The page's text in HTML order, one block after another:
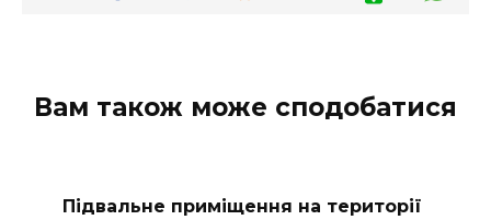
Вам також може сподобатися
Підвальне приміщення на території